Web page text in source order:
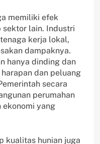
memiliki efek
lain. Industri
kerja lokal,
dampaknya.
hanya dinding dan
dan peluang
secara
perumahan
ekonomi yang
kualitas hunian juga